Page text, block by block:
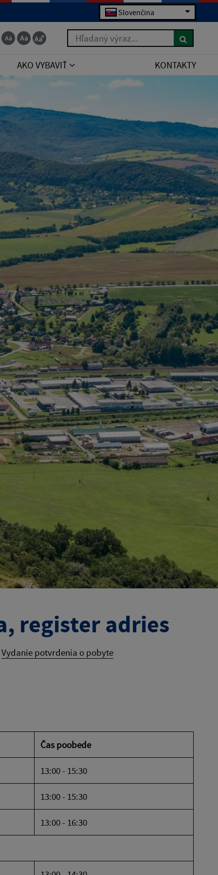
Slovenčina
Hľadaný výraz...
AKO VYBAVIŤ KONTAKTY
register adries
Vydanie potvrdenia o pobyte
Čas poobede
13:00 - 15:30
13:00 - 15:30
13:00 - 16:30